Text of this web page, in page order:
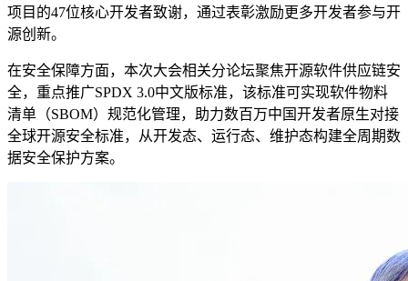
项目的47位核心开发者致谢，通过表彰激励更多开发者参与开
源创新。
在安全保障方面，本次大会相关分论坛聚焦开源软件供应链安
全，重点推广SPDX 3.0中文版标准，该标准可实现软件物料
清单（SBOM）规范化管理，助力数百万中国开发者原生对接
全球开源安全标准，从开发态、运行态、维护态构建全周期数
据安全保护方案。